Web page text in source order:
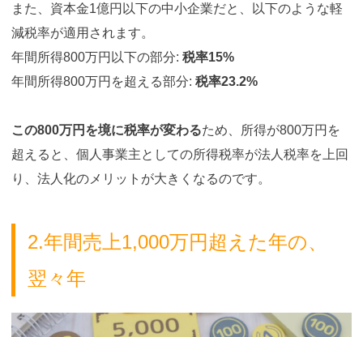
また、資本金1億円以下の中小企業だと、以下のような軽
減税率が適用されます。
年間所得800万円以下の部分: 税率15%
年間所得800万円を超える部分: 税率23.2%
この800万円を境に税率が変わるため、所得が800万円を
超えると、個人事業主としての所得税率が法人税率を上回
り、法人化のメリットが大きくなるのです。
2.年間売上1,000万円超えた年の、
翌々年